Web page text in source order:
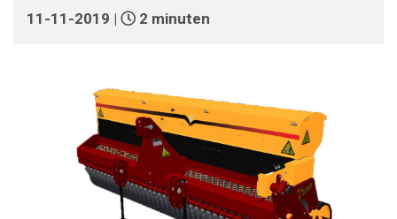
11-11-2019 | 2 minuten